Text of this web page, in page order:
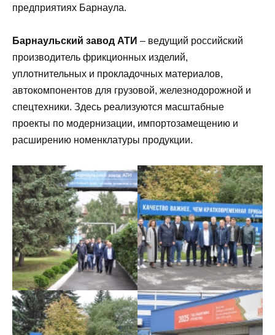
предприятиях Барнаула.
Барнаульский завод АТИ – ведущий российский
производитель фрикционных изделий,
уплотнительных и прокладочных материалов,
автокомпонентов для грузовой, железнодорожной и
спецтехники. Здесь реализуются масштабные
проекты по модернизации, импортозамещению и
расширению номенклатуры продукции.